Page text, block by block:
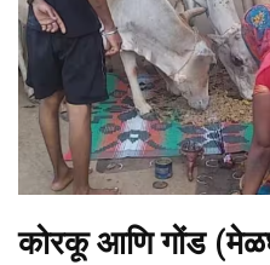
कोरकू आणि गोंड